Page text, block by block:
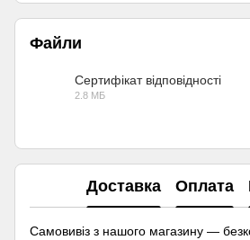
Файли
Сертифікат відповідності
2.8 МБ
Доставка Оплата
Самовивіз з нашого магазину —